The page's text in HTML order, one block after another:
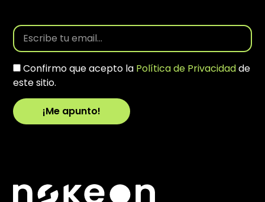
Confirmo que acepto la Política de Privacidadde
este sitio.
¡Me apunto!